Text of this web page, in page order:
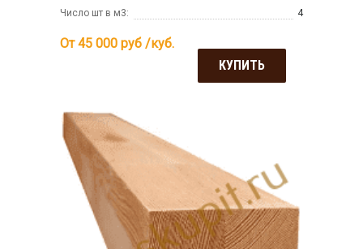
Число шт в м3:
4
От 45 000 руб /куб.
КУПИТЬ